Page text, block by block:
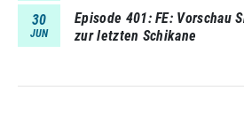
30
JUN
Episode 401 FE: Vorschau
zur letzten Schikane